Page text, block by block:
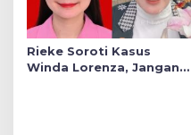
Rieke Soroti Kasus
Winda Lorenza, Jangan